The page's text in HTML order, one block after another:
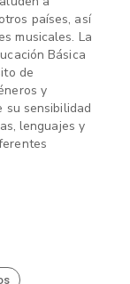
países, así
musicales. La
Básica
de
y
su sensibilidad
lenguajes y